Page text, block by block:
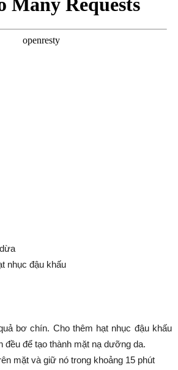
nhục đậu khấu
bơ chín. Cho thêm hạt nhục đậu khấu
đều để tạo thành mặt nạ dưỡng da.
mặt và giữ nó trong khoảng 15 phút